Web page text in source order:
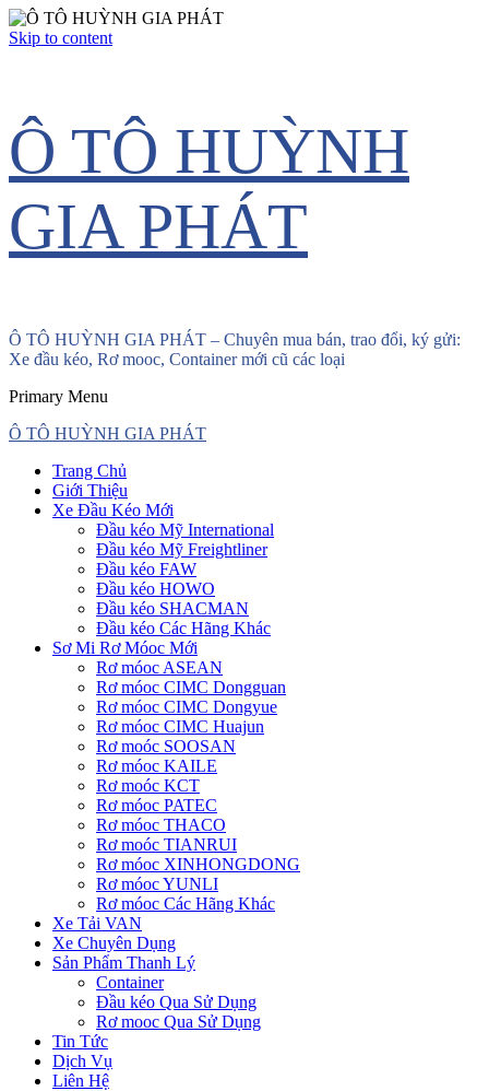
Skip to content
Ô TÔ HUỲNH
GIA PHÁT
Ô TÔ HUỲNH GIA PHÁT – Chuyên mua bán, trao đổi, ký gửi:
Xe đầu kéo, Rơ mooc, Container mới cũ các loại
Primary Menu
Ô TÔ HUỲNH GIA PHÁT
Trang Chủ
Giới Thiệu
Xe Đầu Kéo Mới
Đầu kéo Mỹ International
Đầu kéo Mỹ Freightliner
Đầu kéo FAW
Đầu kéo HOWO
Đầu kéo SHACMAN
Đầu kéo Các Hãng Khác
Sơ Mi Rơ Móoc Mới
Rơ móoc ASEAN
Rơ móoc CIMC Dongguan
Rơ móoc CIMC Dongyue
Rơ móoc CIMC Huajun
Rơ moóc SOOSAN
Rơ móoc KAILE
Rơ moóc KCT
Rơ móoc PATEC
Rơ móoc THACO
Rơ moóc TIANRUI
Rơ móoc XINHONGDONG
Rơ móoc YUNLI
Rơ móoc Các Hãng Khác
Xe Tải VAN
Xe Chuyên Dụng
Sản Phẩm Thanh Lý
Container
Đầu kéo Qua Sử Dụng
Rơ mooc Qua Sử Dụng
Tin Tức
Dịch Vụ
Liên Hệ